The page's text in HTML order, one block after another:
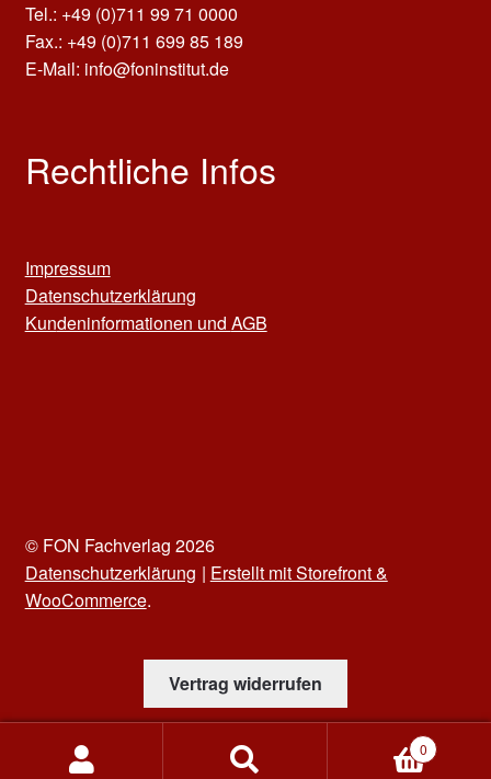
Tel.: +49 (0)711 99 71 0000
Fax.: +49 (0)711 699 85 189
E-Mail: info@foninstitut.de
Rechtliche Infos
Impressum
Datenschutzerklärung
Kundeninformationen und AGB
© FON Fachverlag 2026
Datenschutzerklärung
Erstellt mit Storefront &
WooCommerce.
Vertrag widerrufen
Suchen
0